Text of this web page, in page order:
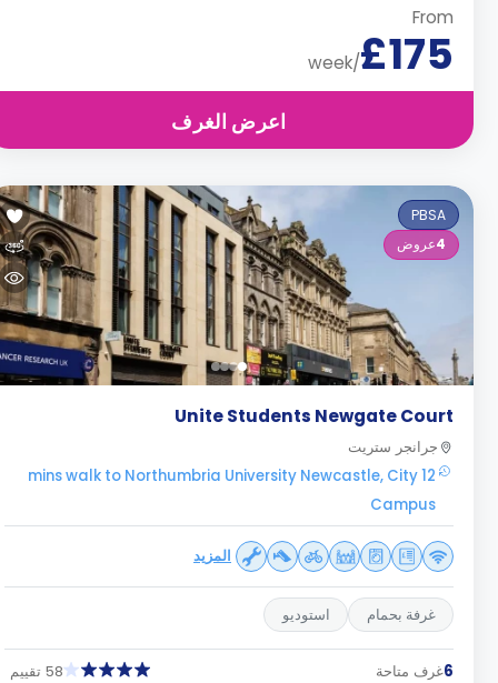
From
£175
/week
اعرض الغرف
PBSA
4
عروض
Unite Students Newgate Court
جرانجر ستريت
12 mins walk to Northumbria University Newcastle, City
Campus
المزيد
غرفة بحمام استوديو
غرف متاحة 58 تقييم